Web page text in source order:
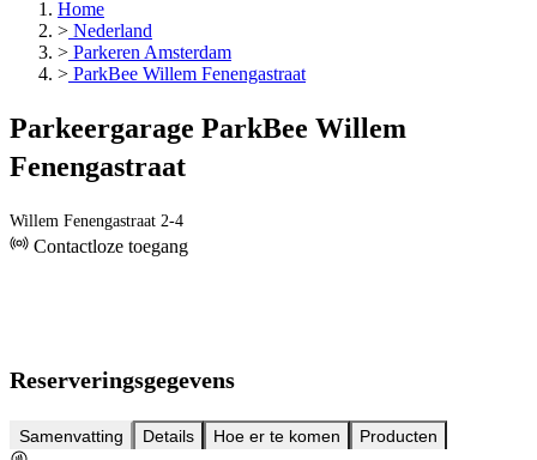
Home
> Nederland
> Parkeren Amsterdam
> ParkBee Willem Fenengastraat
Parkeergarage ParkBee Willem
Fenengastraat
Willem Fenengastraat 2-4
Contactloze toegang
Reserveringsgegevens
Samenvatting Details Hoe er te komen Producten